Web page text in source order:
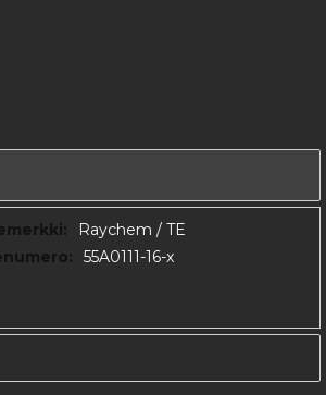
Raychem / TE
55A0111-16-x